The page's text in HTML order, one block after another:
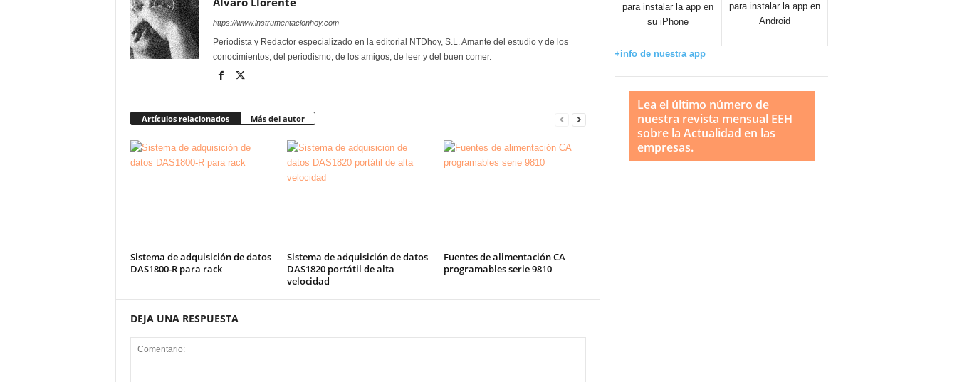
https://www.instrumentacionhoy.com
Periodista y Redactor especializado en la editorial NTDhoy, S.L. Amante del estudio y de los
conocimientos, del periodismo, de los amigos, de leer y del buen comer.
Artículos relacionados Más del autor
Sistema de adquisición de datos
DAS1800-R para rack
Sistema de adquisición de datos
DAS1820 portátil de alta
velocidad
Fuentes de alimentación CA
programables serie 9810
DEJA UNA RESPUESTA
para instalar la app en
su iPhone
para instalar la app en
Android
+info de nuestra app
Lea el último número de
nuestra revista mensual EEH
sobre la Actualidad en las
empresas.